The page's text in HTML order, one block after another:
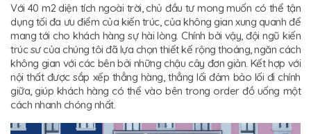
Với 40 m2 diện tích ngoài trời, chủ đầu tư mong muốn có thể tận
dụng tối đa ưu điểm của kiến trúc, của không gian xung quanh để
mang tới cho khách hàng sự hài lòng. Chính bởi vậy, đội ngũ kiến
trúc sư của chúng tôi đã lựa chọn thiết kế rộng thoáng, ngăn cách
không gian với các bên bởi những chậu cây đơn giản. Kết hợp với
nội thất được sắp xếp thẳng hàng, thẳng lối đảm bảo lối đi chính
giữa, giúp khách hàng có thể vào bên trong order đồ uống một
cách nhanh chóng nhất.